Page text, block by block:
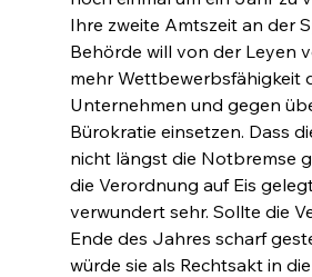
Ihre zweite Amtszeit an der
Behörde will von der Leyen
mehr Wettbewerbsfähigkeit
Unternehmen und gegen
Bürokratie einsetzen. Dass
nicht längst die Notbremse
die Verordnung auf Eis
verwundert sehr. Sollte die
Ende des Jahres scharf
würde sie als Rechtsakt in